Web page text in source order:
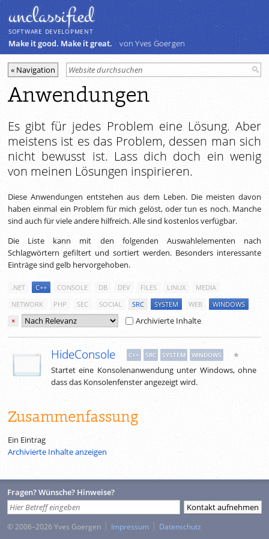
unclassiﬁed
SOFTWARE DEVELOPMENT
Make it good. Make it great. von Yves Goergen
Anwendungen
Es gibt für jedes Problem eine Lösung. Aber
meistens ist es das Problem, dessen man sich
nicht bewusst ist. Lass dich doch ein wenig
von meinen Lösungen inspirieren.
Diese Anwendungen entstehen aus dem Leben. Die meisten davon
haben einmal ein Problem für mich gelöst, oder tun es noch. Manche
sind auch für viele andere hilfreich. Alle sind kostenlos verfügbar.
Die Liste kann mit den folgenden Auswahlelementen nach
Schlagwörtern gefiltert und sortiert werden. Besonders interessante
Einträge sind gelb hervorgehoben.
.NET C++ CONSOLE DB DEV FILES LINUX
MEDIA
NETWORK
PHP SEC SOCIAL SRC SYSTEM WEB
WINDOWS
×
Archivierte Inhalte
HideConsole C++ SRC SYSTEM WINDOWS ★
Startet eine Konsolenanwendung unter Windows, ohne
dass das Konsolenfenster angezeigt wird.
Zusammenfassung
Ein Eintrag
Archivierte Inhalte anzeigen
Fragen? Wünsche? Hinweise?
© 2006–2026 Yves Goergen Impressum Datenschutz